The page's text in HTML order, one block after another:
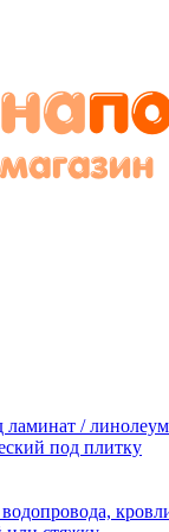
/ линолеум
под плитку